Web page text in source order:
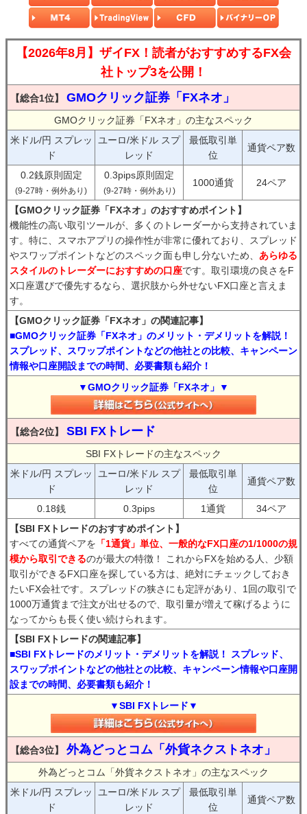
【2026年8月】ザイFX！読者がおすすめするFX会
社トップ3を公開！
【総合1位】 GMOクリック証券「FXネオ」
GMOクリック証券「FXネオ」の主なスペック
米ドル/円 スプレッ
ド
ユーロ/米ドル スプ
レッド
最低取引単
位
通貨ペア数
0.2銭原則固定
(9-27時・例外あり)
0.3pips原則固定
(9-27時・例外あり)
1000通貨 24ペア
【GMOクリック証券「FXネオ」のおすすめポイント】
機能性の高い取引ツールが、多くのトレーダーから支持されていま
す。特に、スマホアプリの操作性が非常に優れており、スプレッド
やスワップポイントなどのスペック面も申し分ないため、 あらゆる
スタイルのトレーダーにおすすめの口座です。取引環境の良さをF
X口座選びで優先するなら、選択肢から外せないFX口座と言えま
す。
【GMOクリック証券「FXネオ」の関連記事】
■GMOクリック証券「FXネオ」のメリット・デメリットを解説！
スプレッド、スワップポイントなどの他社との比較、キャンペーン
情報や口座開設までの時間、必要書類も紹介！
▼GMOクリック証券「FXネオ」▼
【総合2位】 SBI FXトレード
SBI FXトレードの主なスペック
米ドル/円 スプレッ
ド
ユーロ/米ドル スプ
レッド
最低取引単
位
通貨ペア数
0.18銭 0.3pips 1通貨
34ペア
【SBI FXトレードのおすすめポイント】
すべての通貨ペアを 「1通貨」単位、一般的なFX口座の1/1000の規
模から取引できるのが最大の特徴！ これからFXを始める人、少額
取引ができるFX口座を探している方は、絶対にチェックしておき
たいFX会社です。スプレッドの狭さにも定評があり、1回の取引で
1000万通貨まで注文が出せるので、取引量が増えて稼げるように
なってからも長く使い続けられます。
【SBI FXトレードの関連記事】
■SBI FXトレードのメリット・デメリットを解説！ スプレッド、
スワップポイントなどの他社との比較、キャンペーン情報や口座開
設までの時間、必要書類も紹介！
▼SBI FXトレード▼
【総合3位】 外為どっとコム「外貨ネクストネオ」
外為どっとコム「外貨ネクストネオ」の主なスペック
米ドル/円 スプレッ
ド
ユーロ/米ドル スプ
レッド
最低取引単
位
通貨ペア数